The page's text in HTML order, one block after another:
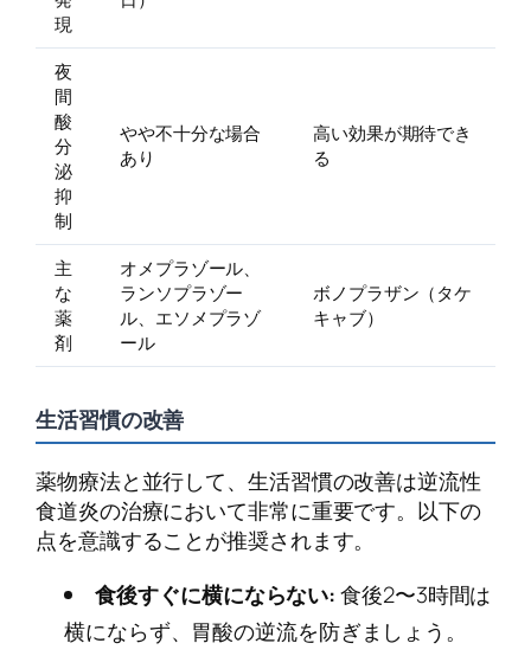
現
夜
間
酸
分
泌
抑
制
やや不十分な場合
あり
高い効果が期待でき
る
主
な
薬
剤
オメプラゾール、
ランソプラゾー
ル、エソメプラゾ
ール
ボノプラザン（タケ
キャブ）
生活習慣の改善
薬物療法と並行して、生活習慣の改善は逆流性
食道炎の治療において非常に重要です。以下の
点を意識することが推奨されます。
食後すぐに横にならない:食後2〜3時間は
横にならず、胃酸の逆流を防ぎましょう。